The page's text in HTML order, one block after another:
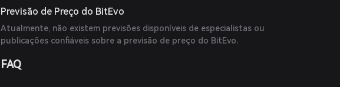
Previsão de Preço do BitEvo
Atualmente, não existem previsões disponíveis de especialistas ou
publicações confiáveis sobre a previsão de preço do BitEvo.
FAQ